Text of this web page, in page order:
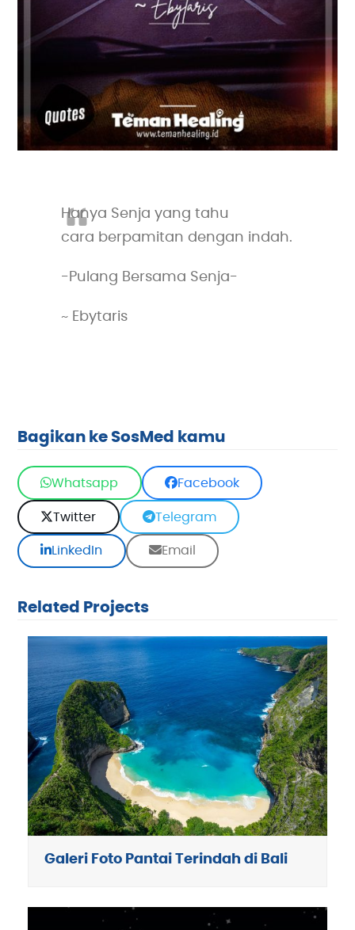
Hanya Senja yang tahu
cara berpamitan dengan indah.
-Pulang Bersama Senja-
~ Ebytaris
Bagikan ke SosMed kamu
Whatsapp Facebook
Twitter Telegram
LinkedIn Email
Related Projects
Galeri Foto Pantai Terindah di Bali